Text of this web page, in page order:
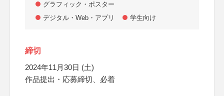
グラフィック・ポスター
デジタル・Web・アプリ
学生向け
締切
2024年11月30日 (土)
作品提出・応募締切、必着